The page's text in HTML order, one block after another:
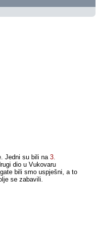
Jedni su bili na3.
dio u Vukovaru
bili smo uspješni, a to
se zabavili.